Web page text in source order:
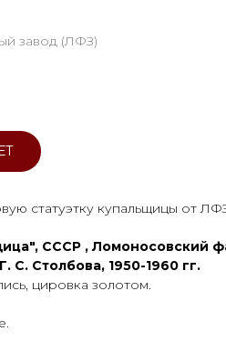
завод (ЛФЗ)
статуэтку купальщицы от
СССР , Ломоносовский
С. Столбова, 1950-1960 гг.
цировка золотом.